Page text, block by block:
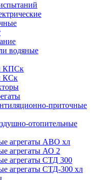
водяные
КПСк
КСк
приточные
отопительные
агрегаты АВО хл
агрегаты АО 2
агрегаты СТД 300
агрегаты СТД-300 хл